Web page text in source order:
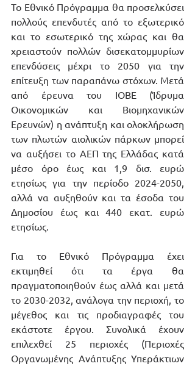
Το Εθνικό Πρόγραμμα θα προσελκύσει
πολλούς επενδυτές από το εξωτερικό
και το εσωτερικό της χώρας και θα
χρειαστούν πολλών δισεκατομμυρίων
επενδύσεις μέχρι το 2050 για την
επίτευξη των παραπάνω στόχων. Μετά
από έρευνα του ΙΟΒΕ (Ίδρυμα
Οικονομικών και Βιομηχανικών
Ερευνών) η ανάπτυξη και ολοκλήρωση
των πλωτών αιολικών πάρκων μπορεί
να αυξήσει το ΑΕΠ της Ελλάδας κατά
μέσο όρο έως και 1,9 δισ. ευρώ
ετησίως για την περίοδο 2024-2050,
αλλά να αυξηθούν και τα έσοδα του
Δημοσίου έως και 440 εκατ. ευρώ
ετησίως.
Για το Εθνικό Πρόγραμμα έχει
εκτιμηθεί ότι τα έργα θα
πραγματοποιηθούν έως αλλά και μετά
το 2030-2032, ανάλογα την περιοχή, το
μέγεθος και τις προδιαγραφές του
εκάστοτε έργου. Συνολικά έχουν
επιλεχθεί 25 περιοχές (Περιοχές
Οργανωμένης Ανάπτυξης Υπεράκτιων